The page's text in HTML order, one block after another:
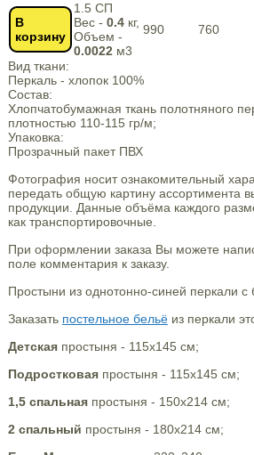
В
корзину
1.5 СП
Вес - 0.4кг,
Объем -
0.0022 м3
990 760
Вид ткани:
Перкаль - хлопок 100%
Состав:
Хлопчатобумажная ткань полотняного
плотностью 110-115 гр/м;
Упаковка:
Прозрачный пакет ПВХ
Фотография носит ознакомительный
передать общую картину ассортимента
продукции. Данные объёма каждого
как транспортировочные.
При оформлении заказа Вы можете
поле комментария к заказу.
Простыни из однотонно-синей перкали
Заказать постельное бельёиз перкали
Детскаяпростыня - 115х145 см;
Подростковаяпростыня - 115х145 см;
1,5 спальнаяпростыня - 150х214 см;
2 спальный простыня - 180х214 см;